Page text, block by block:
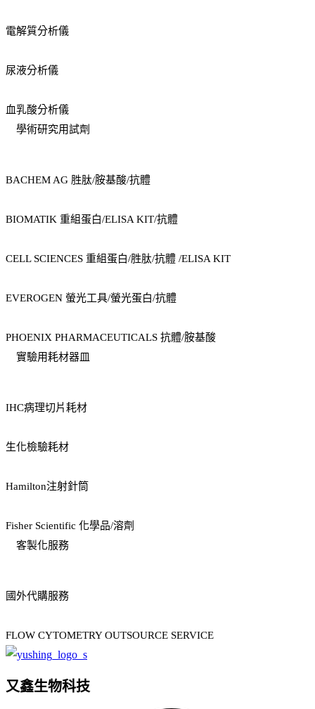
電解質分析儀
尿液分析儀
血乳酸分析儀
學術研究用試劑
BACHEM AG 胜肽/胺基酸/抗體
BIOMATIK 重組蛋白/ELISA KIT/抗體
CELL SCIENCES 重組蛋白/胜肽/抗體 /ELISA KIT
EVEROGEN 螢光工具/螢光蛋白/抗體
PHOENIX PHARMACEUTICALS 抗體/胺基酸
實驗用耗材器皿
IHC病理切片耗材
生化檢驗耗材
Hamilton注射針筒
Fisher Scientific 化學品/溶劑
客製化服務
國外代購服務
FLOW CYTOMETRY OUTSOURCE SERVICE
又鑫生物科技